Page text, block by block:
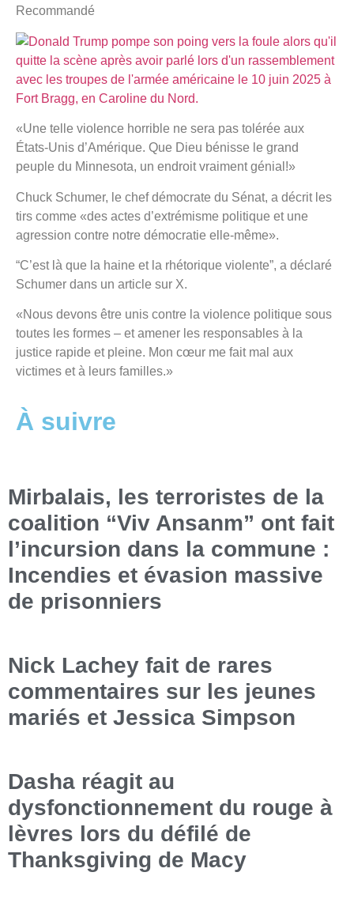
Recommandé
«Une telle violence horrible ne sera pas tolérée aux
États-Unis d’Amérique. Que Dieu bénisse le grand
peuple du Minnesota, un endroit vraiment génial!»
Chuck Schumer, le chef démocrate du Sénat, a décrit les
tirs comme «des actes d’extrémisme politique et une
agression contre notre démocratie elle-même».
“C’est là que la haine et la rhétorique violente”, a déclaré
Schumer dans un article sur X.
«Nous devons être unis contre la violence politique sous
toutes les formes – et amener les responsables à la
justice rapide et pleine. Mon cœur me fait mal aux
victimes et à leurs familles.»
À suivre
Mirbalais, les terroristes de la
coalition “Viv Ansanm” ont fait
l’incursion dans la commune :
Incendies et évasion massive
de prisonniers
Nick Lachey fait de rares
commentaires sur les jeunes
mariés et Jessica Simpson
Dasha réagit au
dysfonctionnement du rouge à
lèvres lors du défilé de
Thanksgiving de Macy